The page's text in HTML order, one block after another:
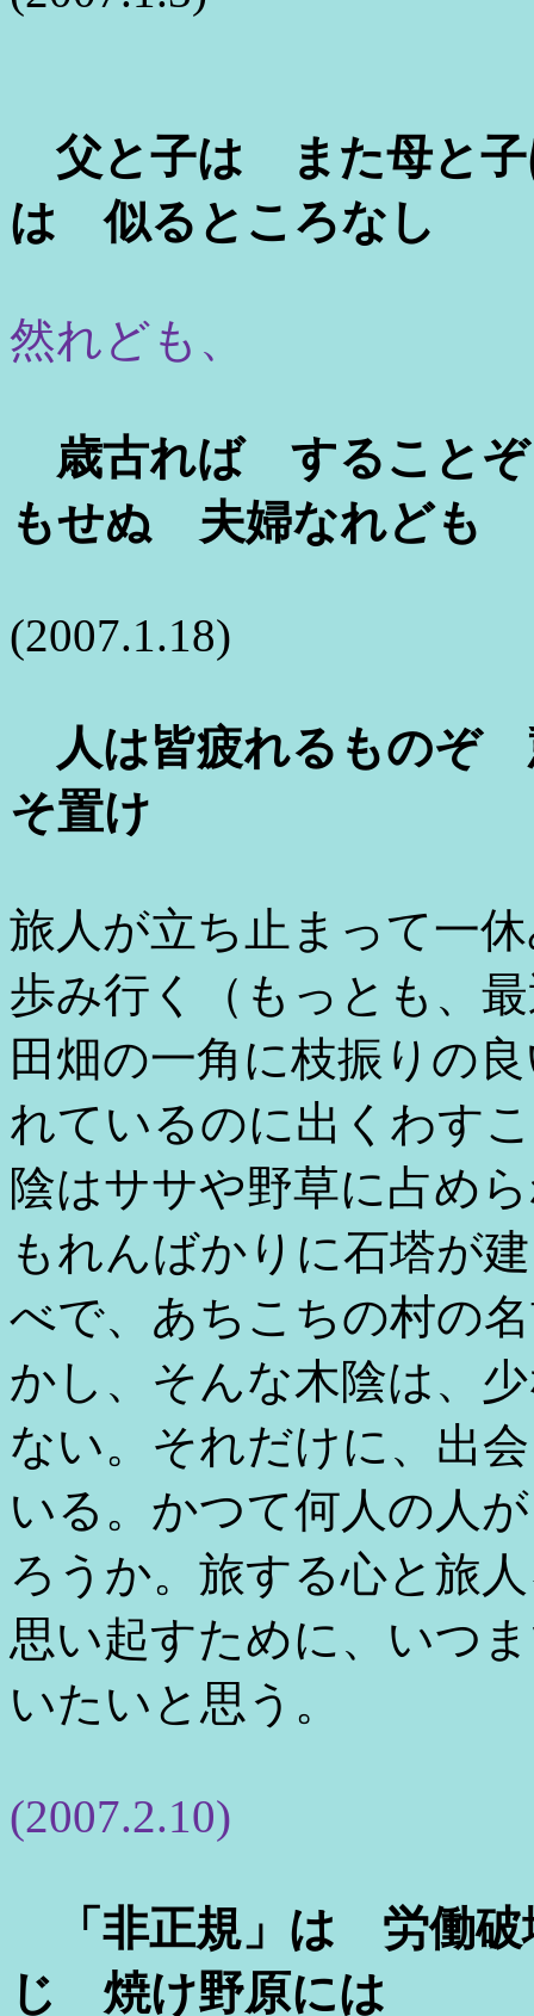
父と子は また母と
は 似るところなし
然れども、
歳古れば すること
もせぬ 夫婦なれども
(2007.1.18)
人は皆疲れるものぞ
そ置け
旅人が立ち止まって一
歩み行く（もっとも、
田畑の一角に枝振りの
れているのに出くわす
陰はササや野草に占め
もれんばかりに石塔が
べで、あちこちの村の
かし、そんな木陰は、
ない。それだけに、出
いる。かつて何人の人
ろうか。旅する心と旅
思い起すために、いつ
いたいと思う。
(2007.2.10)
「非正規」は 労働
じ 焼け野原には